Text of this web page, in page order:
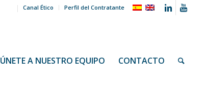
Canal Ético Perfil del Contratante
ÚNETE A NUESTRO EQUIPO CONTACTO